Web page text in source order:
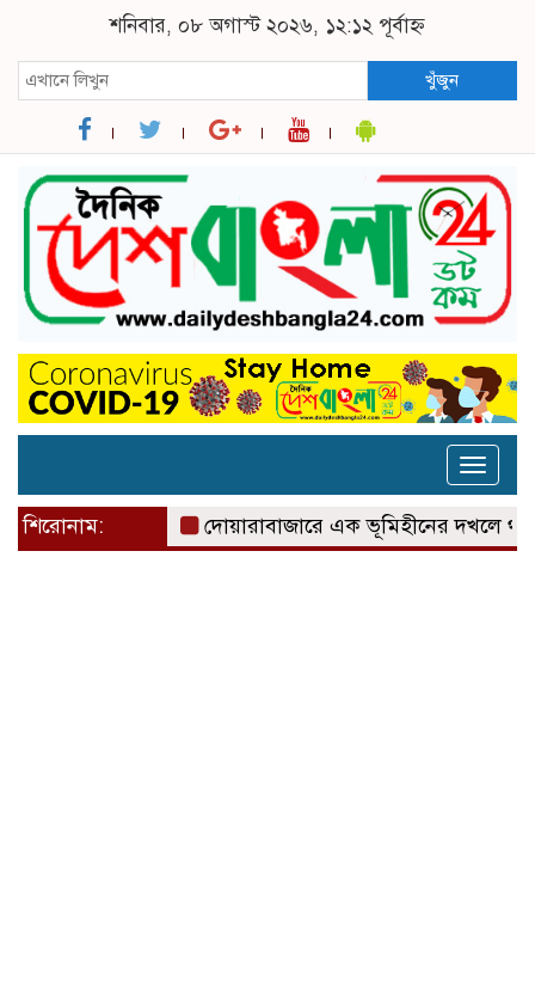
শনিবার, ০৮ অগাস্ট ২০২৬, ১২:১২ পূর্বাহ্ন
খুঁজুন
Toggle
শিরোনাম: দোয়ারাবাজারে এক ভূমিহীনের দখলে থাকা